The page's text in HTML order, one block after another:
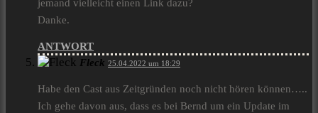
jemand vielleicht einen Link dazu?
Danke.
ANTWORT
Fleck 25.04.2022 um 18:29
Habe den Cast aus Zeitgründen noch nicht hören können…..
Ich gehe davon aus, dass es bei Bernd um ein Update im